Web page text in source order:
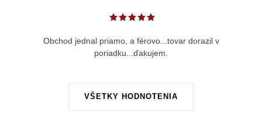
VŠETKY HODNOTENIA
Obchod jednal priamo, a férovo...tovar dorazil v
poriadku...ďakujem.